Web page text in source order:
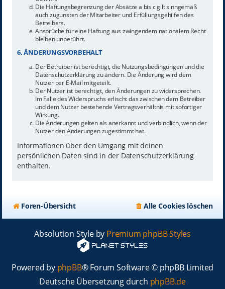
Die Haftungsbegrenzung der Absätze a bis c gilt sinngemäß
auch zugunsten der Mitarbeiter und Erfüllungsgehilfen des
Betreibers.
Ansprüche für eine Haftung aus zwingendem nationalem Recht
bleiben unberührt.
6. ÄNDERUNGSVORBEHALT
Der Betreiber ist berechtigt, die Nutzungsbedingungen und die
Datenschutzerklärung zu ändern. Die Änderung wird dem
Nutzer per E-Mail mitgeteilt.
Der Nutzer ist berechtigt, den Änderungen zu widersprechen.
Im Falle des Widerspruchs erlischt das zwischen dem Betreiber
und dem Nutzer bestehende Vertragsverhältnis mit sofortiger
Wirkung.
Die Änderungen gelten als anerkannt und verbindlich, wenn der
Nutzer den Änderungen zugestimmt hat.
Informationen über den Umgang mit deinen
persönlichen Daten sind in der Datenschutzerklärung
enthalten.
Foren-Übersicht Alle Cookies löschen
Absolution Style by Premium phpBB Styles
Powered by phpBB® Forum Software © phpBB Limited
Deutsche Übersetzung durch phpBB.de